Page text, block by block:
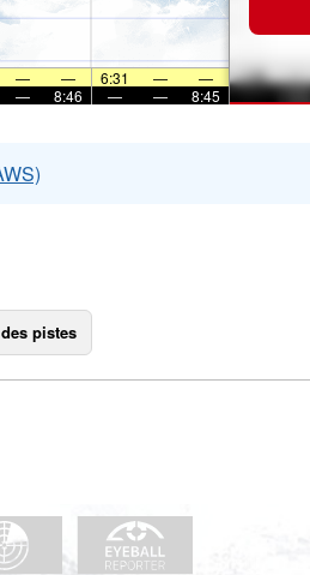
— — 6:31 —
—
— 8:46 — — 8:45
pistes